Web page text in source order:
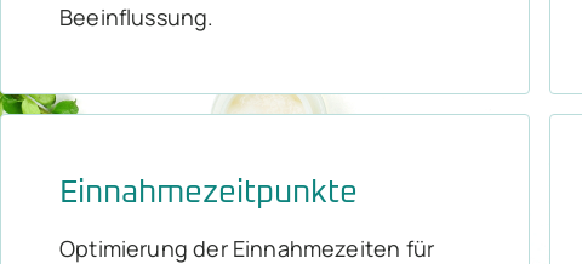
Beeinflussung.
Einnahmezeitpunkte
Optimierung der Einnahmezeiten für